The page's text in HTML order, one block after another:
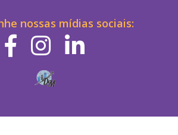
nossas mídias sociais: